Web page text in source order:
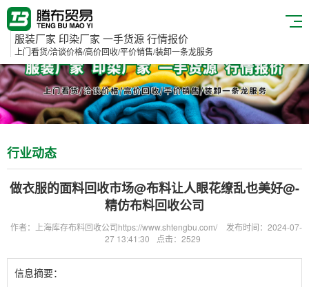
服装厂家 印染厂家 一手货源 行情报价
上门看货/洽谈价格/高价回收/平价销售/装卸一条龙服务
行业动态
做衣服的面料回收市场@布料让人眼花缭乱也美好@-
精仿布料回收公司
作者：上海库存布料回收公司https://www.shtengbu.com/
发布时间：2024-07-
27 13:41:30
点击：2529
信息摘要：